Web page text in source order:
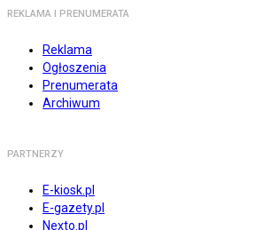
REKLAMA I PRENUMERATA
Reklama
Ogłoszenia
Prenumerata
Archiwum
PARTNERZY
E-kiosk.pl
E-gazety.pl
Nexto.pl